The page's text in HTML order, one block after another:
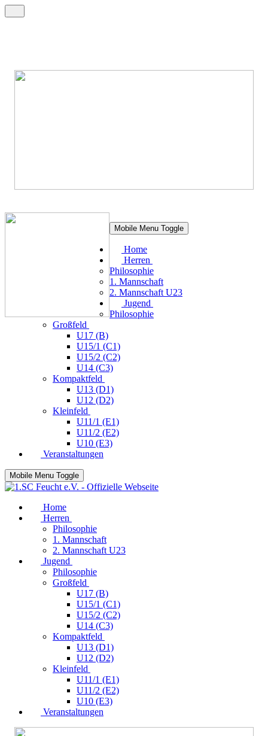
Mobile Menu Toggle
Home
Herren
Philosophie
1. Mannschaft
2. Mannschaft U23
Jugend
Philosophie
Großfeld
U17 (B)
U15/1 (C1)
U15/2 (C2)
U14 (C3)
Kompaktfeld
U13 (D1)
U12 (D2)
Kleinfeld
U11/1 (E1)
U11/2 (E2)
U10 (E3)
Veranstaltungen
Mobile Menu Toggle
Home
Herren
Philosophie
1. Mannschaft
2. Mannschaft U23
Jugend
Philosophie
Großfeld
U17 (B)
U15/1 (C1)
U15/2 (C2)
U14 (C3)
Kompaktfeld
U13 (D1)
U12 (D2)
Kleinfeld
U11/1 (E1)
U11/2 (E2)
U10 (E3)
Veranstaltungen